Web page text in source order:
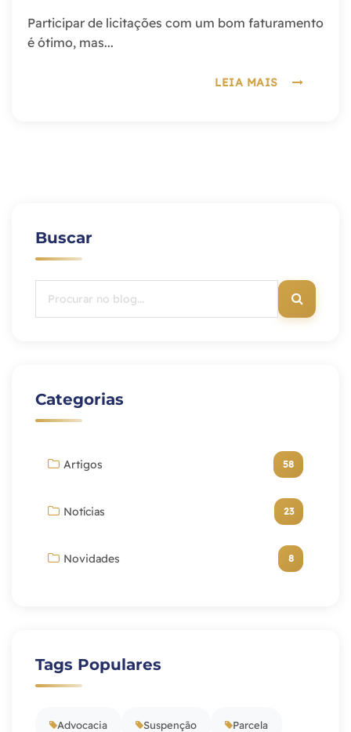
Participar de licitações com um bom faturamento
é ótimo, mas...
LEIA MAIS
Buscar
Categorias
Artigos 58
Notícias 23
Novidades 8
Tags Populares
Advocacia Suspenção Parcela